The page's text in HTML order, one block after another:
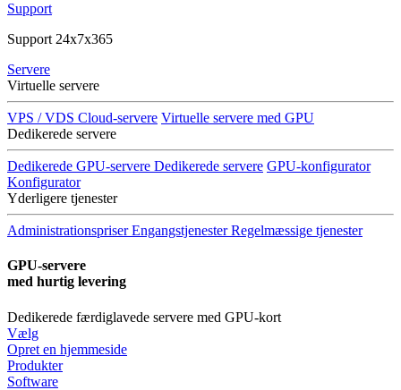
Support
Support 24x7x365
Servere
Virtuelle servere
VPS / VDS Cloud-servere Virtuelle servere med GPU
Dedikerede servere
Dedikerede GPU-servere Dedikerede servere GPU-konfigurator
Konfigurator
Yderligere tjenester
Administrationspriser Engangstjenester Regelmæssige tjenester
GPU-servere
med hurtig levering
Dedikerede færdiglavede servere med GPU-kort
Vælg
Opret en hjemmeside
Produkter
Software